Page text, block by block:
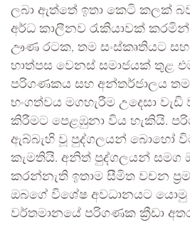
ලබා ඇත්තේ ඉතා කෙටි කලක්
අර්ධ කාලීනව රැකියාවක්
ඌණ රටක, තම සංස්කෘතියට
හාත්පස වෙනස් සමාජයක් තුළ
පරිගණකය සහ අන්තර්ජාලය
භංගත්වය මගහැරීම උදෙසා වැඩි
කිරීමට පෙළඹුනා විය හැකියි.
ඇබ්බැහි වූ පුද්ගලයන් බොහෝ
කැමතියි. අනිත් පුද්ගලයන් සමග
කරන්නැති ඉතාම සීමිත වචන
ඔබගේ විශේෂ අවධානයට
වර්තමානයේ පරිගණක ක්‍රීඩා